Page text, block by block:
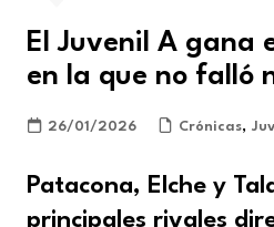
El Juvenil A gana
en la que no falló
26/01/2026 Crónicas,
Patacona, Elche y
principales rivales